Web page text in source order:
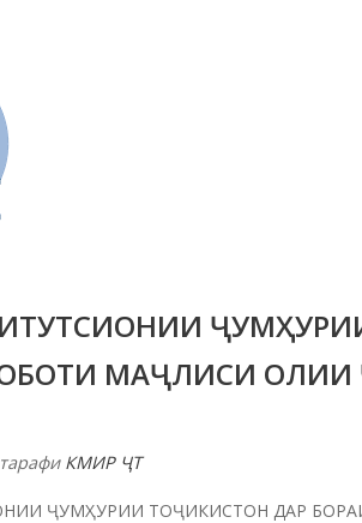
МАҶЛИСИ ОЛИИ
КМИР ҶТ
ҶУМҲУРИИ ТОҶИКИСТОН ДАР